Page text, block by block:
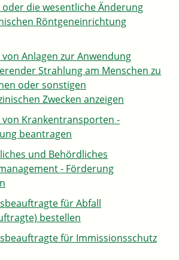
die wesentliche Änderung
Röntgeneinrichtung
Anlagen zur Anwendung
Strahlung am Menschen zu
oder sonstigen
Zwecken anzeigen
von Krankentransporten -
beantragen
und Behördliches
- Förderung
für Abfall
bestellen
für Immissionsschutz